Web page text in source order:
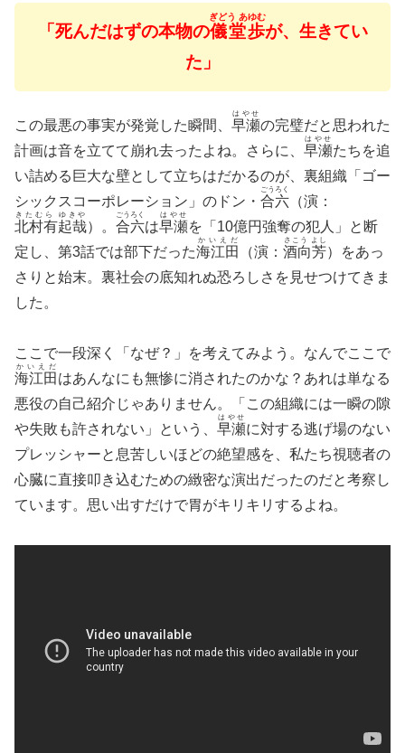
「死んだはずの本物の儀堂歩
ぎどう あゆむ
が、生きてい
た」
この最悪の事実が発覚した瞬間、 早瀬
はやせ
の完璧だと思われた
計画は音を立てて崩れ去ったよね。さらに、 早瀬
はやせ
たちを追
い詰める巨大な壁として立ちはだかるのが、裏組織「ゴー
シックスコーポレーション」のドン・ 合六
ごうろく
（演：
北村有起哉
きたむら ゆきや
）。 合六
ごうろく
は早瀬
はやせ
を「10億円強奪の犯人」と断
定し、第3話では部下だった海江田
かいえだ
（演： 酒向芳
さこう よし
）をあっ
さりと始末。裏社会の底知れぬ恐ろしさを見せつけてきま
した。
ここで一段深く「なぜ？」を考えてみよう。なんでここで
海江田
かいえだ
はあんなにも無惨に消されたのかな？あれは単なる
悪役の自己紹介じゃありません。「この組織には一瞬の隙
や失敗も許されない」という、 早瀬
はやせ
に対する逃げ場のない
プレッシャーと息苦しいほどの絶望感を、私たち視聴者の
心臓に直接叩き込むための緻密な演出だったのだと考察し
ています。思い出すだけで胃がキリキリするよね。